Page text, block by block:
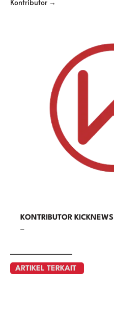
Kontributor →
KONTRIBUTOR KICKNEWS
–
ARTIKEL TERKAIT